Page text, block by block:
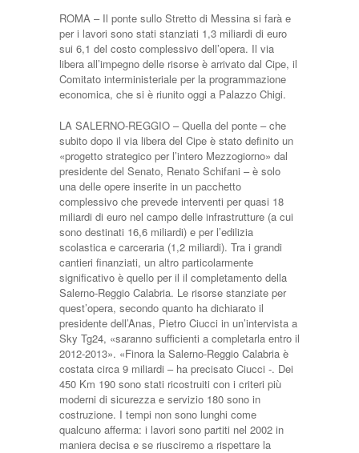
ROMA – Il ponte sullo Stretto di Messina si farà e
per i lavori sono stati stanziati 1,3 miliardi di euro
sui 6,1 del costo complessivo dell’opera. Il via
libera all’impegno delle risorse è arrivato dal Cipe, il
Comitato interministeriale per la programmazione
economica, che si è riunito oggi a Palazzo Chigi.
LA SALERNO-REGGIO – Quella del ponte – che
subito dopo il via libera del Cipe è stato definito un
«progetto strategico per l’intero Mezzogiorno» dal
presidente del Senato, Renato Schifani – è solo
una delle opere inserite in un pacchetto
complessivo che prevede interventi per quasi 18
miliardi di euro nel campo delle infrastrutture (a cui
sono destinati 16,6 miliardi) e per l’edilizia
scolastica e carceraria (1,2 miliardi). Tra i grandi
cantieri finanziati, un altro particolarmente
significativo è quello per il il completamento della
Salerno-Reggio Calabria. Le risorse stanziate per
quest’opera, secondo quanto ha dichiarato il
presidente dell’Anas, Pietro Ciucci in un’intervista a
Sky Tg24, «saranno sufficienti a completarla entro il
2012-2013». «Finora la Salerno-Reggio Calabria è
costata circa 9 miliardi – ha precisato Ciucci -. Dei
450 Km 190 sono stati ricostruiti con i criteri più
moderni di sicurezza e servizio 180 sono in
costruzione. I tempi non sono lunghi come
qualcuno afferma: i lavori sono partiti nel 2002 in
maniera decisa e se riusciremo a rispettare la